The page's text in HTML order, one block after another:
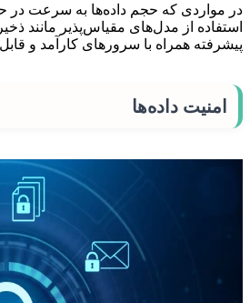
در مواردی که حجم داده‌ها به سرعت در
پیشرفته همراه با سرورهای کارآمد و
امنیت داده‌ها